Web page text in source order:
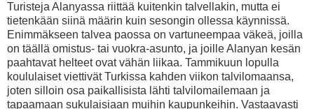
Turisteja Alanyassa riittää kuitenkin talvellakin, mutta ei
tietenkään siinä määrin kuin sesongin ollessa käynnissä.
Enimmäkseen talvea paossa on vartuneempaa väkeä, joilla
on täällä omistus- tai vuokra-asunto, ja joille Alanyan kesän
paahtavat helteet ovat vähän liikaa. Tammikuun lopulla
koululaiset viettivät Turkissa kahden viikon talvilomaansa,
joten silloin osa paikallisista lähti talvilomailemaan ja
tapaamaan sukulaisiaan muihin kaupunkeihin. Vastaavasti